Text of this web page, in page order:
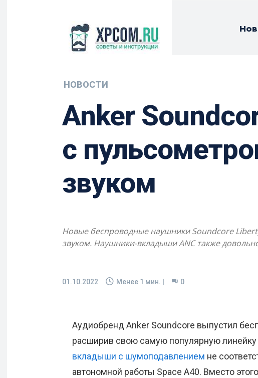
НОВОСТИ
Anker
с
звуком
Новые беспроводные наушники Soundcore
звуком. Наушники-вкладыши ANC также
01.10.2022 Менее 1 мин. | 0
Аудиобренд Anker Soundcore выпустил
расширив свою самую популярную
вкладыши с шумоподавлением не
автономной работы Space A40. Вместо